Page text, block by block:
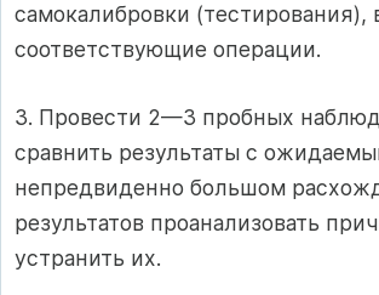
самокалибровки (тестирования),
соответствующие операции.
3. Провести 2—3 пробных
сравнить результаты с
непредвиденно большом
результатов проанализовать
устранить их.